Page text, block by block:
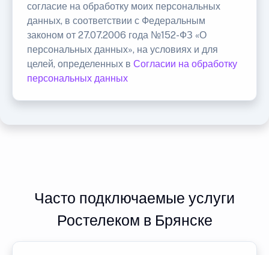
согласие на обработку моих персональных
данных, в соответствии с Федеральным
законом от 27.07.2006 года №152-ФЗ «О
персональных данных», на условиях и для
целей, определенных в Согласии на обработку
персональных данных
Часто подключаемые услуги
Ростелеком в Брянске